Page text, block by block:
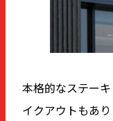
本格的なステー
イクアウトもあ